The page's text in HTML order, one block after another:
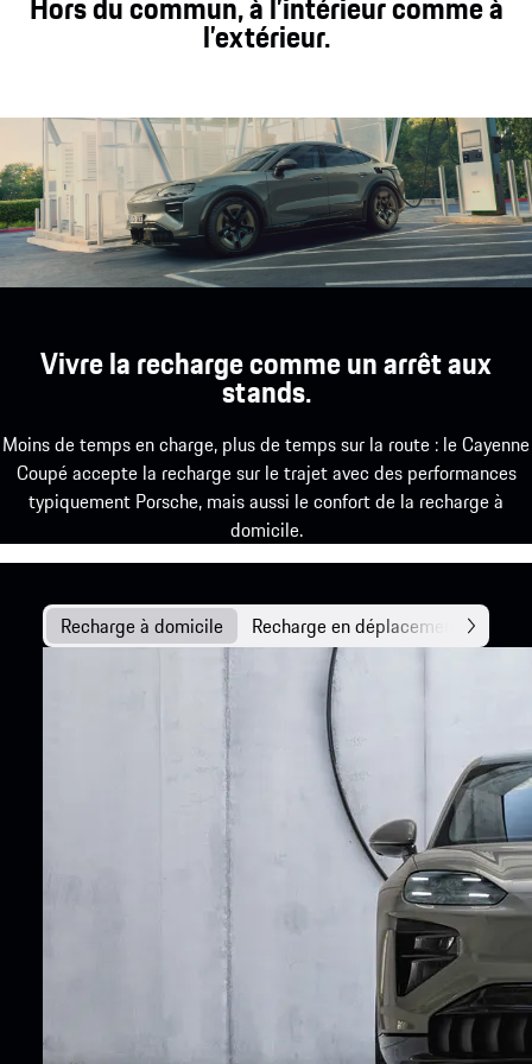
génération.
l’extérieur.
Vivre la recharge comme un arrêt aux
stands.
Moins de temps en charge, plus de temps sur la route : le Cayenne
Coupé accepte la recharge sur le trajet avec des performances
typiquement Porsche, mais aussi le confort de la recharge à
domicile.
Recharge à domicile Recharge en déplacement